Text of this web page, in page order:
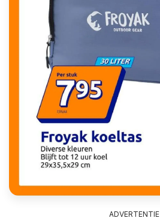
ADVERTENTIE